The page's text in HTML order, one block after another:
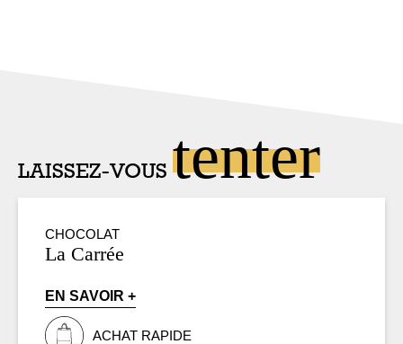
LAISSEZ-VOUS tenter
CHOCOLAT
La Carrée
EN SAVOIR +
ACHAT RAPIDE